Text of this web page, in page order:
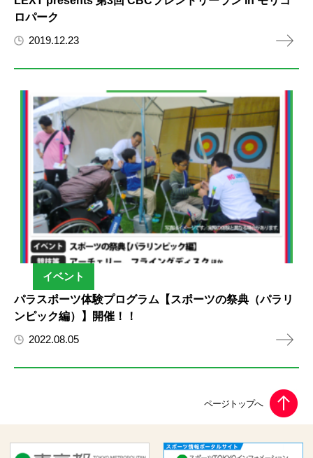
ロパーク
2019.12.23
イベント
パラスポーツ体験プログラム【スポーツの祭典（パラリ
ンピック編）】開催！！
2022.08.05